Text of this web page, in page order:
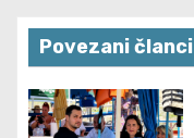
s
t
n
Povezani članci